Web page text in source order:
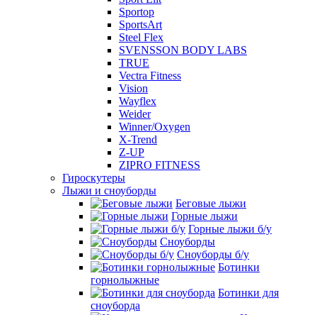
Sportop
SportsArt
Steel Flex
SVENSSON BODY LABS
TRUE
Vectra Fitness
Vision
Wayflex
Weider
Winner/Oxygen
X-Trend
Z-UP
ZIPRO FITNESS
Гироскутеры
Лыжи и сноуборды
Беговые лыжи
Горные лыжи
Горные лыжи б/у
Сноуборды
Сноуборды б/у
Ботинки
горнолыжные
Ботинки для
сноуборда